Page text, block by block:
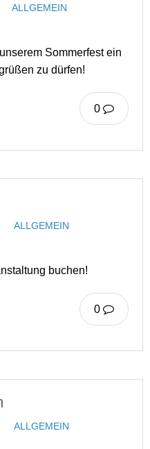
ALLGEMEIN
Sommerfest ein
zu dürfen!
0
ALLGEMEIN
buchen!
0
ALLGEMEIN